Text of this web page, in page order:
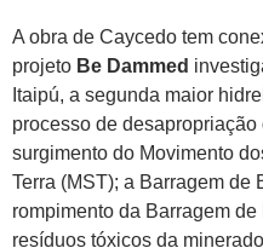
A obra de Caycedo tem
projeto Be Dammed
Itaipú, a segunda maior
processo de
surgimento do Movimento
Terra (MST); a Barragem de
rompimento da Barragem
resíduos tóxicos da